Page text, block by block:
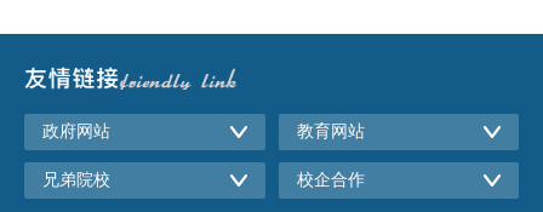
政府网站 教育网站
兄弟院校 校企合作